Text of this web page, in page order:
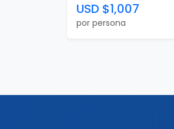
USD $1,007
por persona